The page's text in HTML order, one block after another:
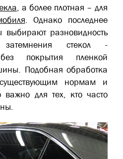
, а более плотная – для
. Однако последнее
выбирают разновидность
затемнения стекол -
покрытия пленкой
Подобная обработка
существующим нормам и
для тех, кто часто